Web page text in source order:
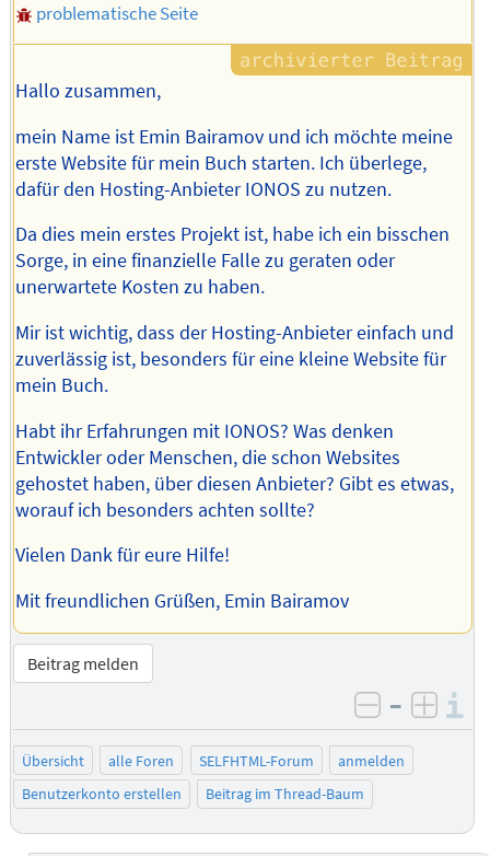
problematische Seite
Hallo zusammen,
mein Name ist Emin Bairamov und ich möchte meine
erste Website für mein Buch starten. Ich überlege,
dafür den Hosting-Anbieter IONOS zu nutzen.
Da dies mein erstes Projekt ist, habe ich ein bisschen
Sorge, in eine finanzielle Falle zu geraten oder
unerwartete Kosten zu haben.
Mir ist wichtig, dass der Hosting-Anbieter einfach und
zuverlässig ist, besonders für eine kleine Website für
mein Buch.
Habt ihr Erfahrungen mit IONOS? Was denken
Entwickler oder Menschen, die schon Websites
gehostet haben, über diesen Anbieter? Gibt es etwas,
worauf ich besonders achten sollte?
Vielen Dank für eure Hilfe!
Mit freundlichen Grüßen, Emin Bairamov
Beitrag melden
negativ
–
Übersicht alle Foren SELFHTML-Forum
anmelden
Benutzerkonto erstellen
Beitrag im Thread-Baum